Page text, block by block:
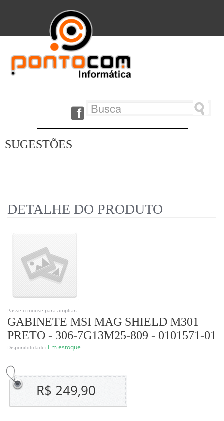
SUGESTÕES
DETALHE DO PRODUTO
Passe o mouse para ampliar.
GABINETE MSI MAG SHIELD M301
PRETO - 306-7G13M25-809 - 0101571-01
Disponibilidade: Em estoque
R$ 249,90